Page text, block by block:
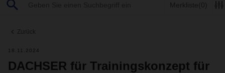
Merkliste(0)
Zurück
18.11.2024
DACHSER für Trainingskonzept für